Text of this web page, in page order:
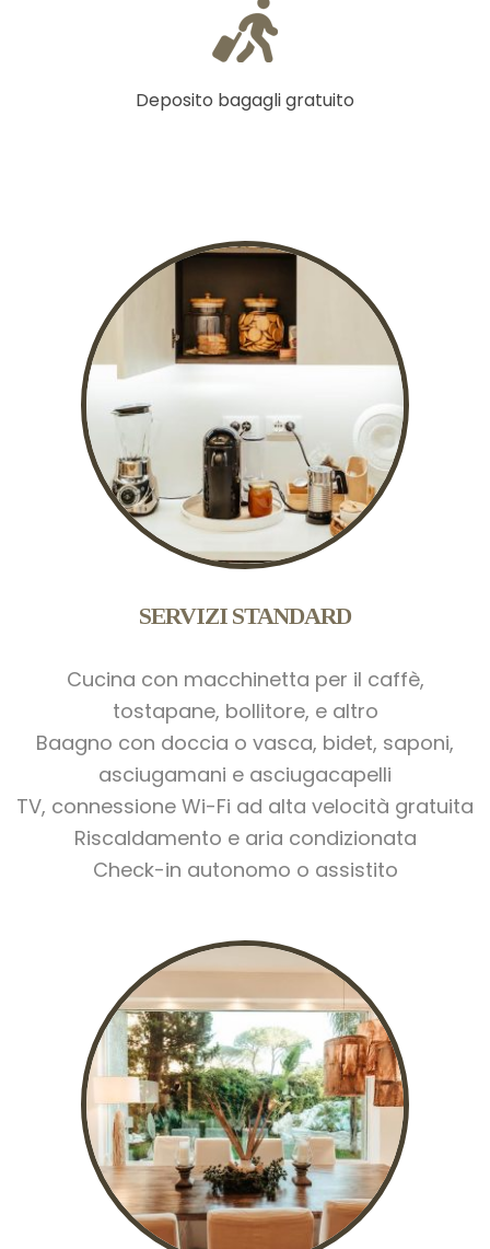
Deposito bagagli gratuito
SERVIZI STANDARD
Cucina con macchinetta per il caffè,
tostapane, bollitore, e altro
Baagno con doccia o vasca, bidet, saponi,
asciugamani e asciugacapelli
TV, connessione Wi-Fi ad alta velocità gratuita
Riscaldamento e aria condizionata
Check-in autonomo o assistito